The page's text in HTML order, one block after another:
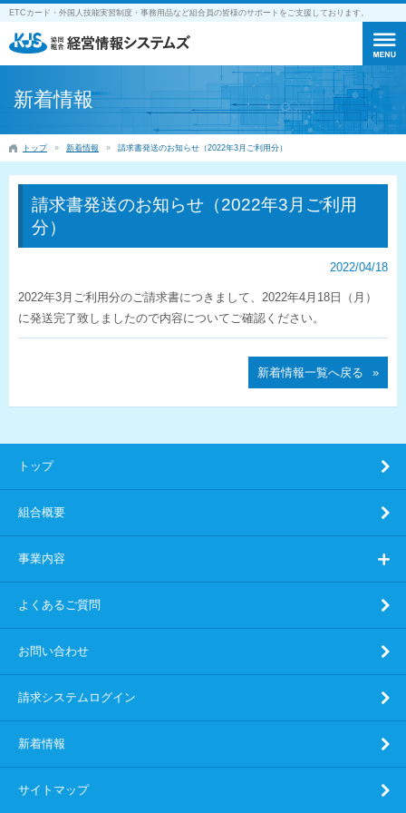
ETCカード・外国人技能実習制度・事務用品など組合員の皆様のサポートをご支援しております。
新着情報
トップ 新着情報 請求書発送のお知らせ（2022年3月ご利用分）
請求書発送のお知らせ（2022年3月ご利用
分）
2022/04/18
2022年3月ご利用分のご請求書につきまして、2022年4月18日（月）
に発送完了致しましたので内容についてご確認ください。
新着情報一覧へ戻る
トップ
組合概要
事業内容
よくあるご質問
お問い合わせ
請求システムログイン
新着情報
サイトマップ